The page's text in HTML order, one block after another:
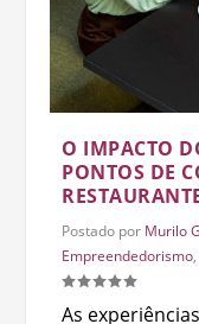
O IMPACTO
PONTOS DE
Postado por Murilo
Empreendedorismo,
As